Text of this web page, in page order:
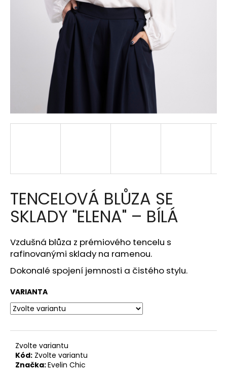
TENCELOVÁ BLŮZA SE
SKLADY "ELENA" – BÍLÁ
Vzdušná blůza z prémiového tencelu s
rafinovanými sklady na ramenou.
Dokonalé spojení jemnosti a čistého stylu.
VARIANTA
Zvolte variantu
Kód: Zvolte variantu
Značka:Evelin Chic
o
o
r
u
u
j
m
TENCELOVÁ
"CHIARA"
TMAVĚ
MODRÁ
(DENIM)